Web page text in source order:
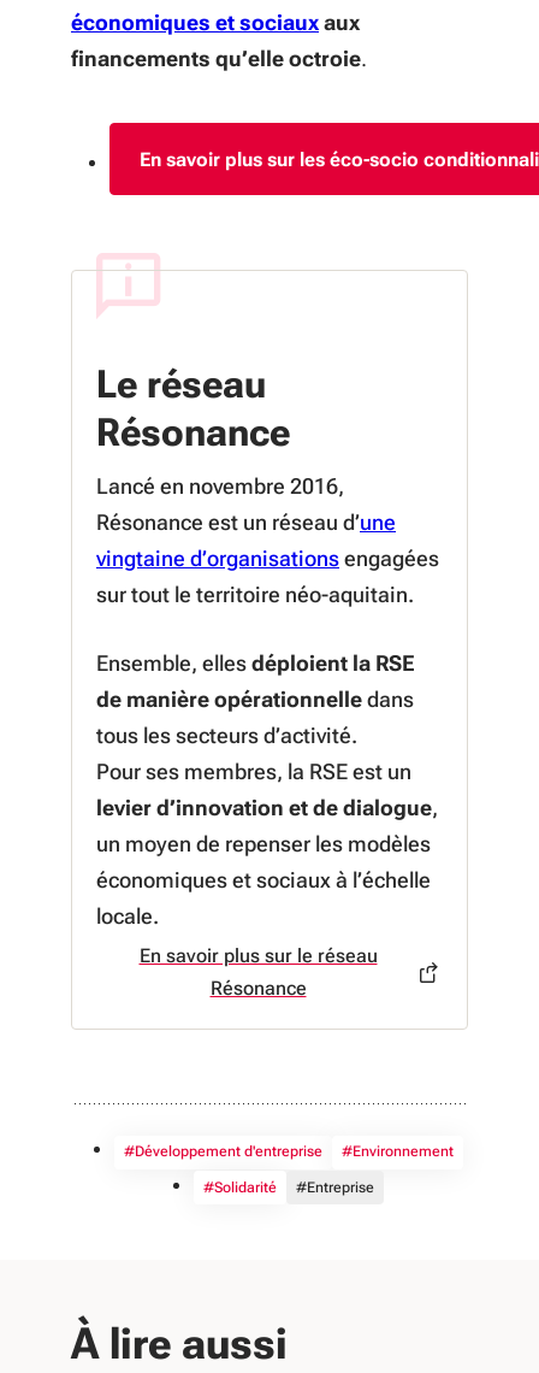
économiques et sociaux(S'ouvre dans une
aux
financements qu’elle octroie.
En savoir plus sur les éco-socio
(S'ouvre
Le réseau
Résonance
Lancé en novembre 2016,
Résonance est un réseau d’une
vingtaine d’organisations(S'ouvre dans une
engagées
sur tout le territoire néo-aquitain.
Ensemble, ellesdéploient la RSE
de manière opérationnelledans
tous les secteurs d’activité.
Pour ses membres, la RSE est un
levier d’innovation et de dialogue,
un moyen de repenser les modèles
économiques et sociaux à l’échelle
locale.
En savoir plus sur le réseau
Résonanceà propos de En savoir plus sur
#Développement d'entreprise #Environnement
#Solidarité #Entreprise
À lire aussi